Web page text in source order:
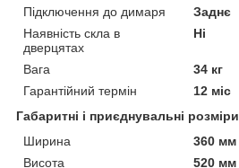
Підключення до димаря
Заднє
Наявність скла в
дверцятах
Ні
Вага
34 кг
Гарантійний термін
12 міс
Габаритні і приєднувальні розміри
Ширина
360 мм
Висота
520 мм